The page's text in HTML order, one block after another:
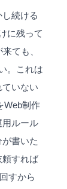
続ける
に残って
ても、
。これは
ていない
Web制作
用ルール
書いた
頼すれば
すから